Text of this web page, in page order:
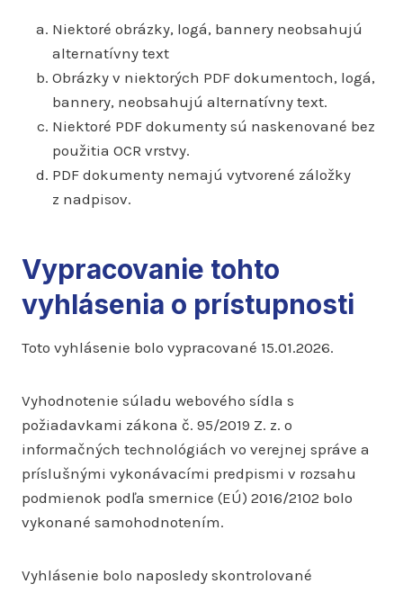
Niektoré obrázky, logá, bannery neobsahujú
alternatívny text
Obrázky v niektorých PDF dokumentoch, logá,
bannery, neobsahujú alternatívny text.
Niektoré PDF dokumenty sú naskenované bez
použitia OCR vrstvy.
PDF dokumenty nemajú vytvorené záložky
z nadpisov.
Vypracovanie tohto
vyhlásenia o prístupnosti
Toto vyhlásenie bolo vypracované 15.01.2026.
Vyhodnotenie súladu webového sídla s
požiadavkami zákona č. 95/2019 Z. z. o
informačných technológiách vo verejnej správe a
príslušnými vykonávacími predpismi v rozsahu
podmienok podľa smernice (EÚ) 2016/2102 bolo
vykonané samohodnotením.
Vyhlásenie bolo naposledy skontrolované